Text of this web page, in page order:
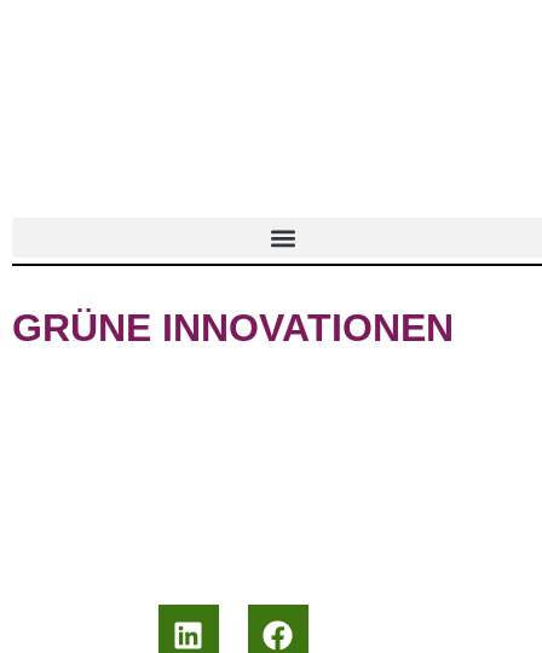
GRÜNE INNOVATIONEN